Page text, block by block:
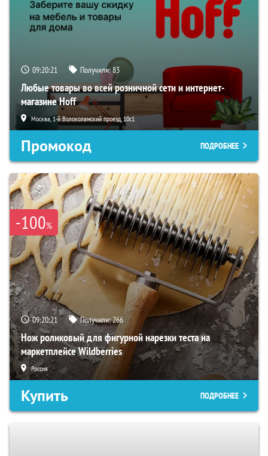
09:20:20 Получили:83
Любые товары во всей розничной сети и интернет-
магазине Hoff
Москва, 1-й Волоколамский проезд, 10с1
Промокод ПОДРОБНЕЕ
-100%
09:20:20 Получили:266
Нож роликовый для фигурной нарезки теста на
маркетплейсе Wildberries
Россия
Купить ПОДРОБНЕЕ